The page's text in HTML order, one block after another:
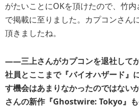
がたいことにOKを頂けたので、竹
で掲載に至りました。カプコンさん
頂きましたね。
――三上さんがカプコンを退社して
社員とここまで『バイオハザード』
す機会はあまりなかったのではない
さんの新作『Ghostwire: Tokyo』